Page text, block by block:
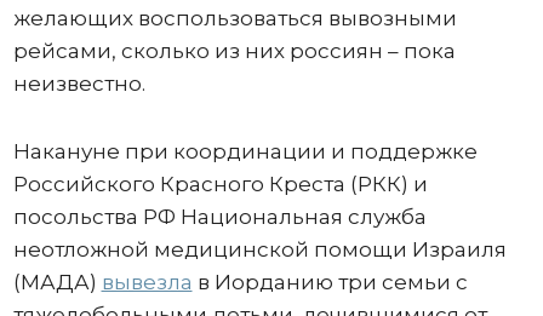
желающих воспользоваться вывозными
рейсами, сколько из них россиян – пока
неизвестно.
Накануне при координации и поддержке
Российского Красного Креста (РКК) и
посольства РФ Национальная служба
неотложной медицинской помощи Израиля
(МАДА) вывезла в Иорданию три семьи с